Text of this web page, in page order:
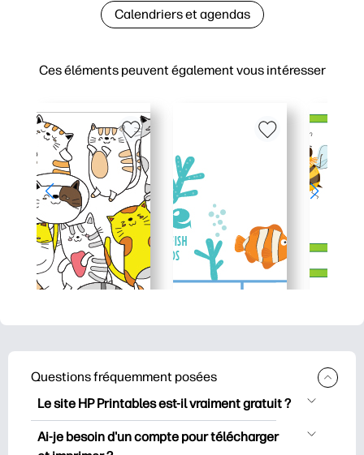
Ces éléments peuvent également vous intéresser
Calendriers et agendas
Questions fréquemment posées
Le site HP Printables est-il vraiment gratuit ?
HP Printables propose plus de 2500
documents imprimables gratuits à
Ai-je besoin d'un compte pour télécharger